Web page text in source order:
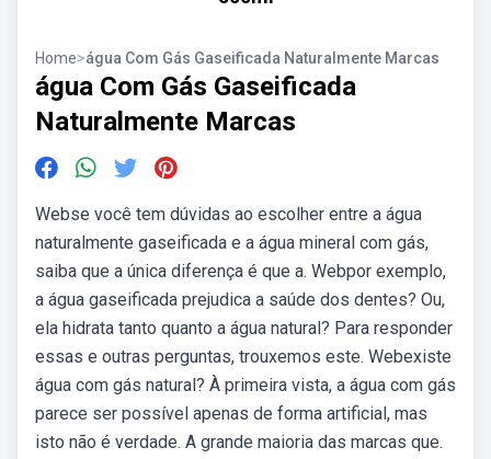
Home>água Com Gás Gaseificada Naturalmente Marcas
água Com Gás Gaseificada
Naturalmente Marcas
Webse você tem dúvidas ao escolher entre a água
naturalmente gaseificada e a água mineral com gás,
saiba que a única diferença é que a. Webpor exemplo,
a água gaseificada prejudica a saúde dos dentes? Ou,
ela hidrata tanto quanto a água natural? Para responder
essas e outras perguntas, trouxemos este. Webexiste
água com gás natural? À primeira vista, a água com gás
parece ser possível apenas de forma artificial, mas
isto não é verdade. A grande maioria das marcas que.